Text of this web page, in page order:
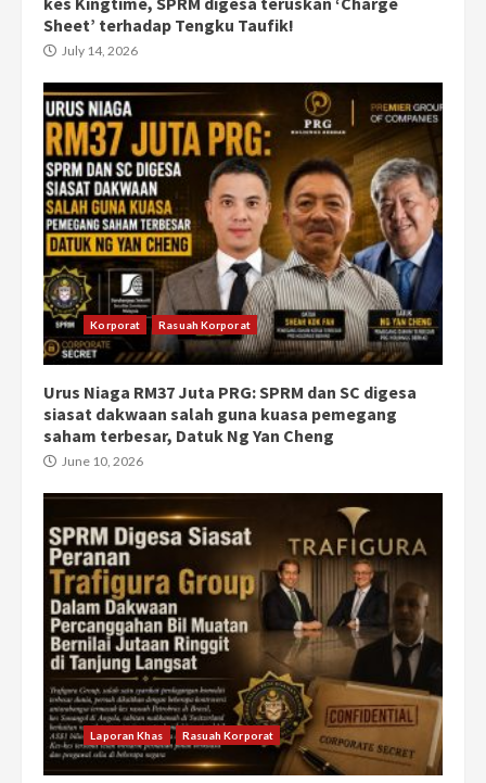
Sheet’ terhadap Tengku Taufik!
July 14, 2026
Korporat Rasuah Korporat
Urus Niaga RM37 Juta PRG: SPRM dan SC digesa
siasat dakwaan salah guna kuasa pemegang
saham terbesar, Datuk Ng Yan Cheng
June 10, 2026
Laporan Khas Rasuah Korporat